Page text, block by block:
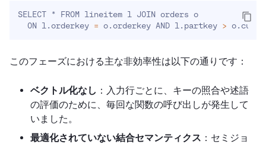
SELECT * FROM lineitem l JOIN orders o
  ON l.orderkey
= o.orderkey AND l.partkey >
このフェーズにおける主な非効率性は以下の通りです：
ベクトル化なし ：入力行ごとに、キーの照合や述語
の評価のために、毎回な関数の呼び出しが発生して
いました。
最適化されていない結合セマンティクス ：セミジョ